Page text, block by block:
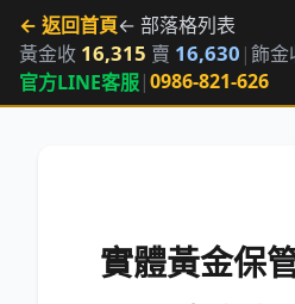
← 返回首頁← 部落格列表
黃金收 16,315 賣 16,630 |飾金
官方LINE客服|0986-821-626
實體黃金保